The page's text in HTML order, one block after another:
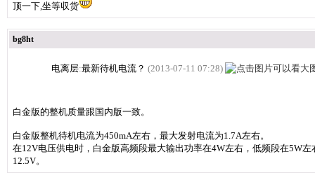
顶一下,坐等収货
bg8ht
电离层:最新待机电流？ (2013-07-11 07:28)
白金版的整机质量跟国内版一致。
白金版整机待机电流为450mA左右，最大发射电流为1.7A左右。
在12V电压供电时，白金版高频段最大输出功率在4W左右，低频段在5W
12.5V。